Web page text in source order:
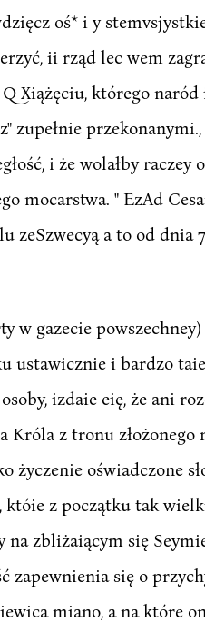
oś* i y
ii rząd lec wem
Q Xiążęciu, którego
zupełnie
i że wolałby
mocarstwa. " EzAd
zeSzwecyą a to od
w gazecie
ustawicznie i bardzo
izdaie eię, że ani
z tronu złożonego
życzenie oświadczone
z początku tak
zbliżaiącym się
zapewnienia się o
miano, a na które